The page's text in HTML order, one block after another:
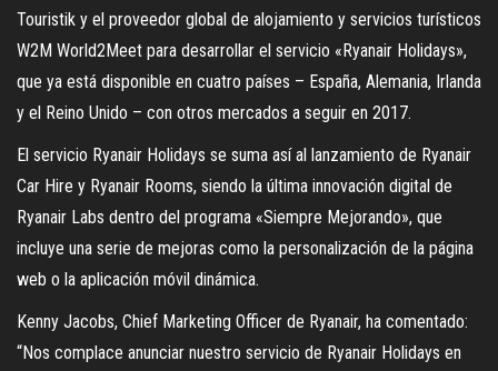
Touristik y el proveedor global de alojamiento y servicios turísticos
W2M World2Meet para desarrollar el servicio «Ryanair Holidays»,
que ya está disponible en cuatro países – España, Alemania, Irlanda
y el Reino Unido – con otros mercados a seguir en 2017.
El servicio Ryanair Holidays se suma así al lanzamiento de Ryanair
Car Hire y Ryanair Rooms, siendo la última innovación digital de
Ryanair Labs dentro del programa «Siempre Mejorando», que
incluye una serie de mejoras como la personalización de la página
web o la aplicación móvil dinámica.
Kenny Jacobs, Chief Marketing Officer de Ryanair, ha comentado:
“Nos complace anunciar nuestro servicio de Ryanair Holidays en